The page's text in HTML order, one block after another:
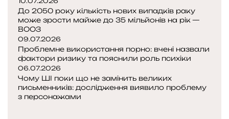
а
р
а
з
в
ж
е
б
у
л
о
До 2050 року кількість нових випадків раку
може зрости майже до 35 мільйонів на рік —
ВООЗ
09.07.2026
Проблемне використання порно: вчені назвали
фактори ризику та пояснили роль психіки
06.07.2026
Чому ШІ поки що не замінить великих
письменників: дослідження виявило проблему
з персонажами